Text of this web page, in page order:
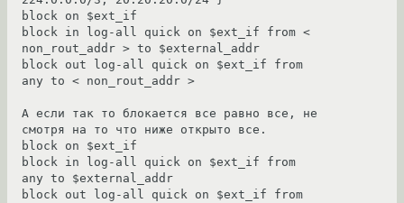
block on $ext_if
block in log-all quick on $ext_if from <
non_rout_addr > to $external_addr
block out log-all quick on $ext_if from
any to < non_rout_addr >
А если так то блокается все равно все, не
смотря на то что ниже открыто все.
block on $ext_if
block in log-all quick on $ext_if from
any to $external_addr
block out log-all quick on $ext_if from